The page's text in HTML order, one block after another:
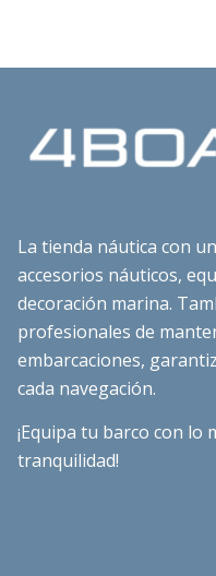
La tienda náutica con
accesorios náuticos,
decoración marina.
profesionales de
embarcaciones,
cada navegación.
¡Equipa tu barco con lo
tranquilidad!